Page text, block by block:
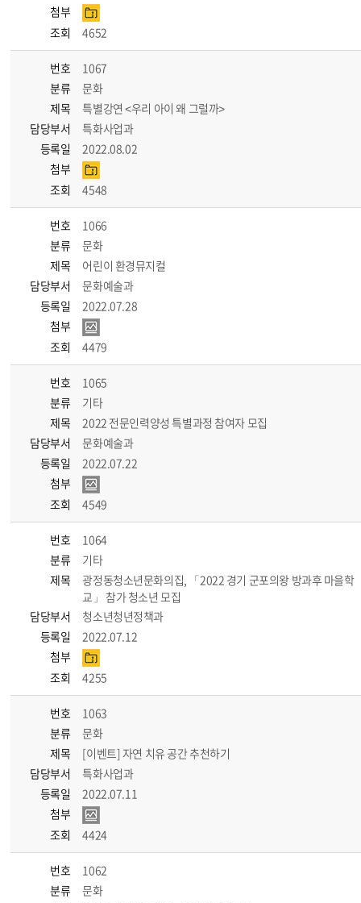
첨부
조회
4652
번호
1067
분류
문화
제목
특별강연 <우리 아이 왜 그럴까>
담당부서
특화사업과
등록일
2022.08.02
첨부
조회
4548
번호
1066
분류
문화
제목
어린이 환경뮤지컬
담당부서
문화예술과
등록일
2022.07.28
첨부
조회
4479
번호
1065
분류
기타
제목
2022 전문인력양성 특별과정 참여자 모집
담당부서
문화예술과
등록일
2022.07.22
첨부
조회
4549
번호
1064
분류
기타
제목
광정동청소년문화의집, 「2022 경기 군포의왕 방과후 마을학
교」 참가 청소년 모집
담당부서
청소년청년정책과
등록일
2022.07.12
첨부
조회
4255
번호
1063
분류
문화
제목
[이벤트] 자연 치유 공간 추천하기
담당부서
특화사업과
등록일
2022.07.11
첨부
조회
4424
번호
1062
분류
문화